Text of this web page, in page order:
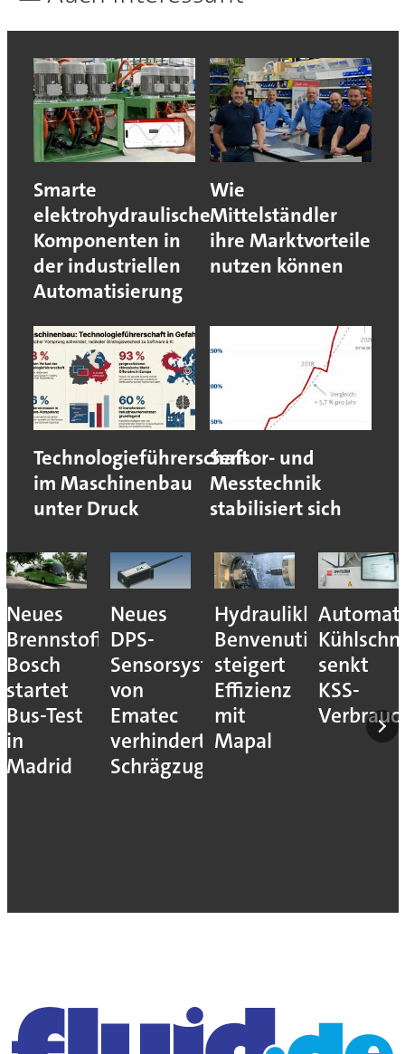
Smarte
elektrohydraulische
Komponenten in
der industriellen
Automatisierung
Wie
Mittelständler
ihre Marktvorteile
nutzen können
Technologieführerschaft
im Maschinenbau
unter Druck
Sensor- und
Messtechnik
stabilisiert sich
Neues
Brennstoffzellensystem:
Bosch
startet
Bus-Test
in
Madrid
Neues
DPS-
Sensorsystem
von
Ematec
verhindert
Schrägzug
Hydraulikhersteller
Benvenuti
steigert
Effizienz
mit
Mapal
senkt
KSS-